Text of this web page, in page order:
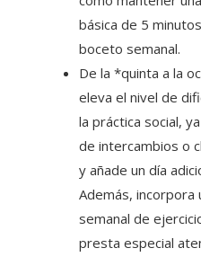
básica de 5
boceto semanal.
De la *quinta a la
eleva el nivel de
la práctica social,
de intercambios o
y añade un día
Además, incorpora
semanal de
presta especial